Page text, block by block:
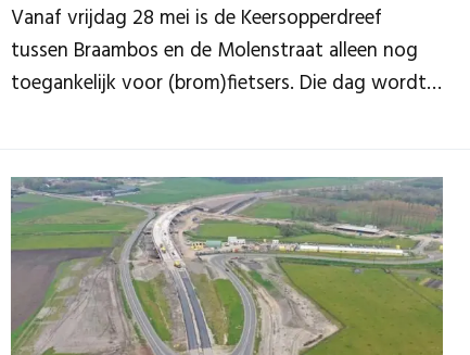
Vanaf vrijdag 28 mei is de Keersopperdreef
tussen Braambos en de Molenstraat alleen nog
toegankelijk voor (brom)fietsers. Die dag wordt
fietspadaansluiting. Landbouwverkeer tussen
Braambos en de Molenstraat kan gebruik maken
van de nieuwe langzaam verkeerverbinding via de
Varkensakkers, die eind 2020 is aangelegd (zie
gele route in onderstaande situatietekening).